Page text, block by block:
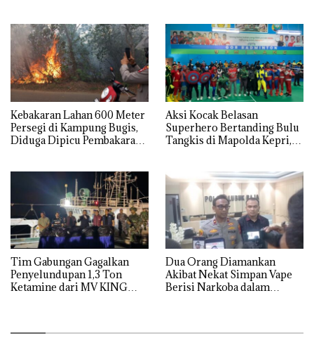
Lingkungannya
Kebakaran Lahan 600 Meter
Persegi di Kampung Bugis,
Diduga Dipicu Pembakaran
Aksi Kocak Belasan
Superhero Bertanding Bulu
Tangkis di Mapolda Kepri,
Tim Gabungan Gagalkan
Penyelundupan 1,3 Ton
Ketamine dari MV KING
Dua Orang Diamankan
Akibat Nekat Simpan Vape
Berisi Narkoba dalam